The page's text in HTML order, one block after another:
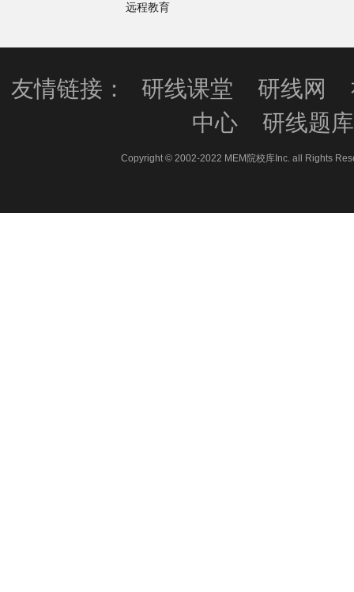
远程教育
友情链接： 研线课堂 研线网
中心
研线题库
Copyright © 2002-2022 MEM院校库Inc. all Rights